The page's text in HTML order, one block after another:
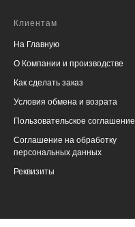
Клиентам
На Главную
О Компании и производстве
Как сделать заказ
Условия обмена и возрата
Пользовательское соглашение
Соглашение на обработку
персональных данных
Реквизиты